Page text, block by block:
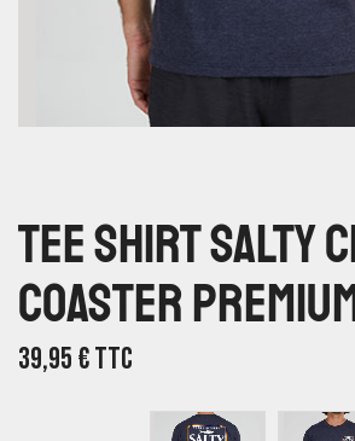
Tee Shirt Salty
Coaster
39,95€TTC